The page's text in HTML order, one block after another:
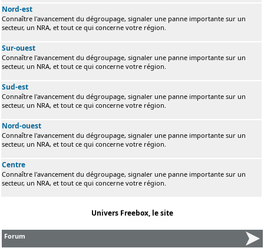
Nord-est
Connaître l'avancement du dégroupage, signaler une panne importante sur un
secteur, un NRA, et tout ce qui concerne votre région.
Sur-ouest
Connaître l'avancement du dégroupage, signaler une panne importante sur un
secteur, un NRA, et tout ce qui concerne votre région.
Sud-est
Connaître l'avancement du dégroupage, signaler une panne importante sur un
secteur, un NRA, et tout ce qui concerne votre région.
Nord-ouest
Connaître l'avancement du dégroupage, signaler une panne importante sur un
secteur, un NRA, et tout ce qui concerne votre région.
Centre
Connaître l'avancement du dégroupage, signaler une panne importante sur un
secteur, un NRA, et tout ce qui concerne votre région.
Univers Freebox, le site
Forum